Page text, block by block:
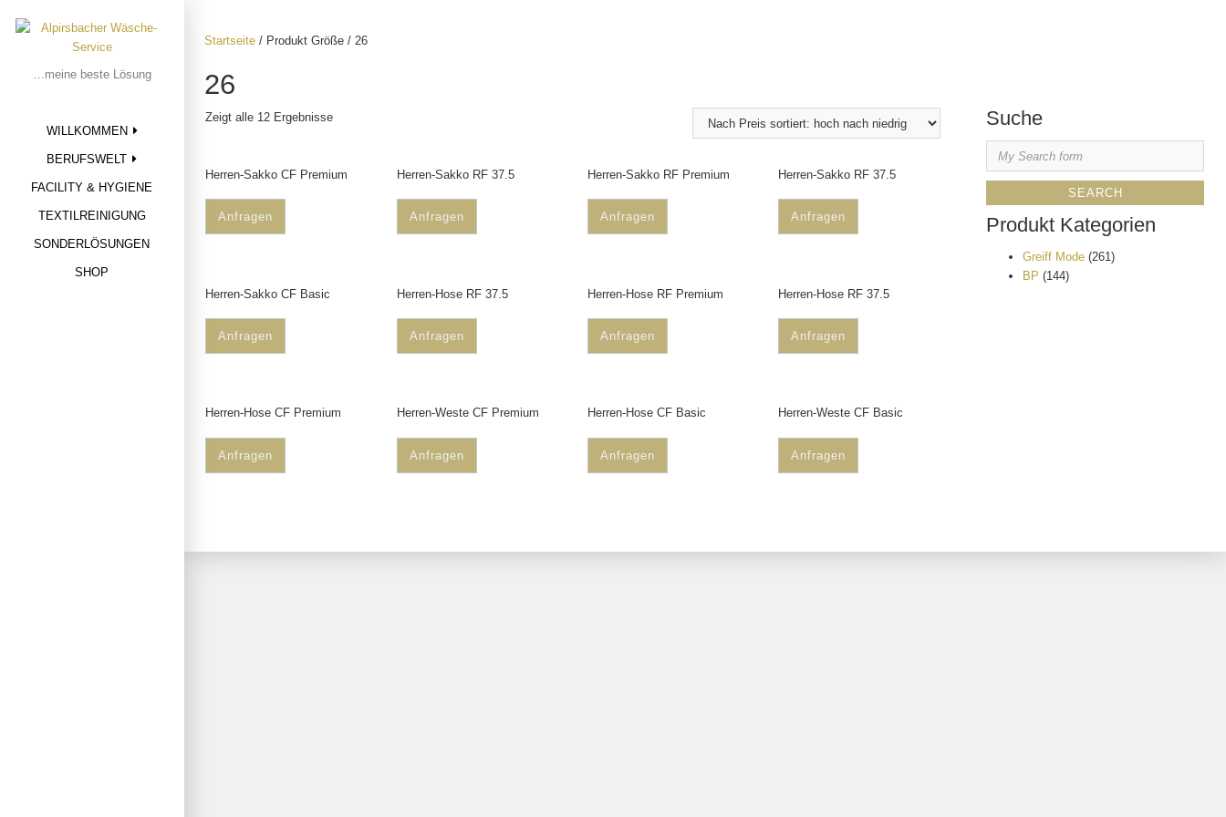
…meine beste Lösung
WILLKOMMEN
BERUFSWELT
FACILITY & HYGIENE
TEXTILREINIGUNG
SONDERLÖSUNGEN
SHOP
Startseite / Produkt Größe / 26
26
Zeigt alle 12 Ergebnisse
Herren-Sakko CF Premium
Anfragen
Herren-Sakko RF 37.5
Anfragen
Herren-Sakko RF Premium
Anfragen
Herren-Sakko RF 37.5
Anfragen
Herren-Sakko CF Basic
Anfragen
Herren-Hose RF 37.5
Anfragen
Herren-Hose RF Premium
Anfragen
Herren-Hose RF 37.5
Anfragen
Herren-Hose CF Premium
Anfragen
Herren-Weste CF Premium
Anfragen
Herren-Hose CF Basic
Anfragen
Herren-Weste CF Basic
Anfragen
Suche
Produkt Kategorien
Greiff Mode (261)
BP (144)